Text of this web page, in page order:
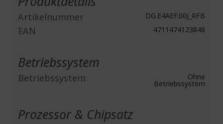
Artikelnummer DG.E4AEF.00J_RFB
EAN 4711474123848
Betriebssystem
Betriebssystem Ohne
Betriebssystem
Prozessor & Chipsatz